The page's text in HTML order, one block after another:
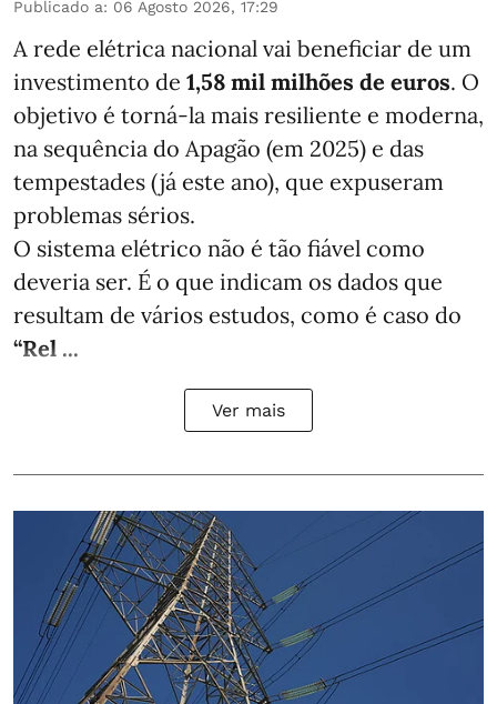
Publicado a: 06 Agosto 2026, 17:29
A rede elétrica nacional vai beneficiar de um
investimento de 1,58 mil milhões de euros. O
objetivo é torná-la mais resiliente e moderna,
na sequência do Apagão (em 2025) e das
tempestades (já este ano), que expuseram
problemas sérios.
O sistema elétrico não é tão fiável como
deveria ser. É o que indicam os dados que
resultam de vários estudos, como é caso do
“Rel ...
Ver mais